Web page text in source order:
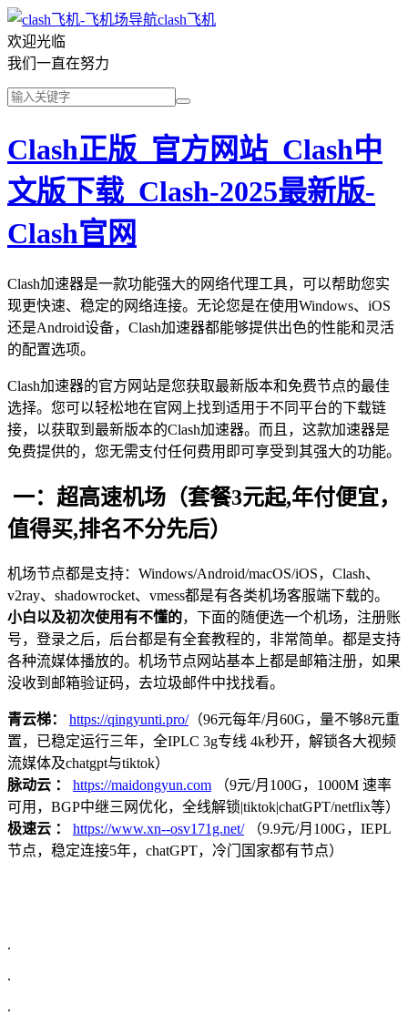
clash飞机
欢迎光临
我们一直在努力
Clash正版_官方网站_Clash中
文版下载_Clash-2025最新版-
Clash官网
Clash加速器是一款功能强大的网络代理工具，可以帮助您实
现更快速、稳定的网络连接。无论您是在使用Windows、iOS
还是Android设备，Clash加速器都能够提供出色的性能和灵活
的配置选项。
Clash加速器的官方网站是您获取最新版本和免费节点的最佳
选择。您可以轻松地在官网上找到适用于不同平台的下载链
接，以获取到最新版本的Clash加速器。而且，这款加速器是
免费提供的，您无需支付任何费用即可享受到其强大的功能。
一：超高速机场（套餐3元起,年付便宜，
值得买,排名不分先后）
机场节点都是支持：Windows/Android/macOS/iOS，Clash、
v2ray、shadowrocket、vmess都是有各类机场客服端下载的。
小白以及初次使用有不懂的，下面的随便选一个机场，注册账
号，登录之后，后台都是有全套教程的，非常简单。都是支持
各种流媒体播放的。机场节点网站基本上都是邮箱注册，如果
没收到邮箱验证码，去垃圾邮件中找找看。
青云梯： https://qingyunti.pro/（96元每年/月60G，量不够8元重
置，已稳定运行三年，全IPLC 3g专线 4k秒开，解锁各大视频
流媒体及chatgpt与tiktok）
脉动云 ：
https://maidongyun.com （9元/月100G，1000M 速率
可用，BGP中继三网优化，全线解锁|tiktok|chatGPT/netflix等）
极速云 ：
https://www.xn--osv171g.net/（9.9元/月100G，IEPL
节点，稳定连接5年，chatGPT，冷门国家都有节点）
.
.
.